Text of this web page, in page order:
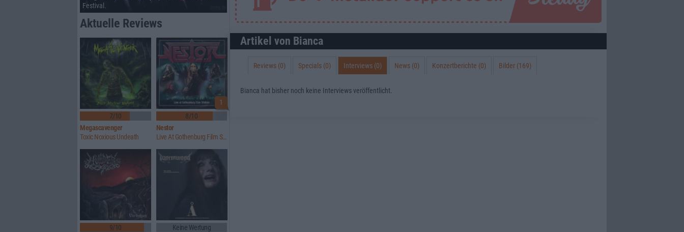
Artikel von Bianca
Reviews (0) Specials (0) Interviews (0) News (0) Konzertberichte (0) Bilder (169)
Bianca hat bisher noch keine Interviews veröffentlicht.
Festival.
Aktuelle Reviews
7/10
Megascavenger
Toxic Noxious Undeath
1
8/10
Nestor
Live At Gothenburg Film Studios
9/10
Keine Wertung